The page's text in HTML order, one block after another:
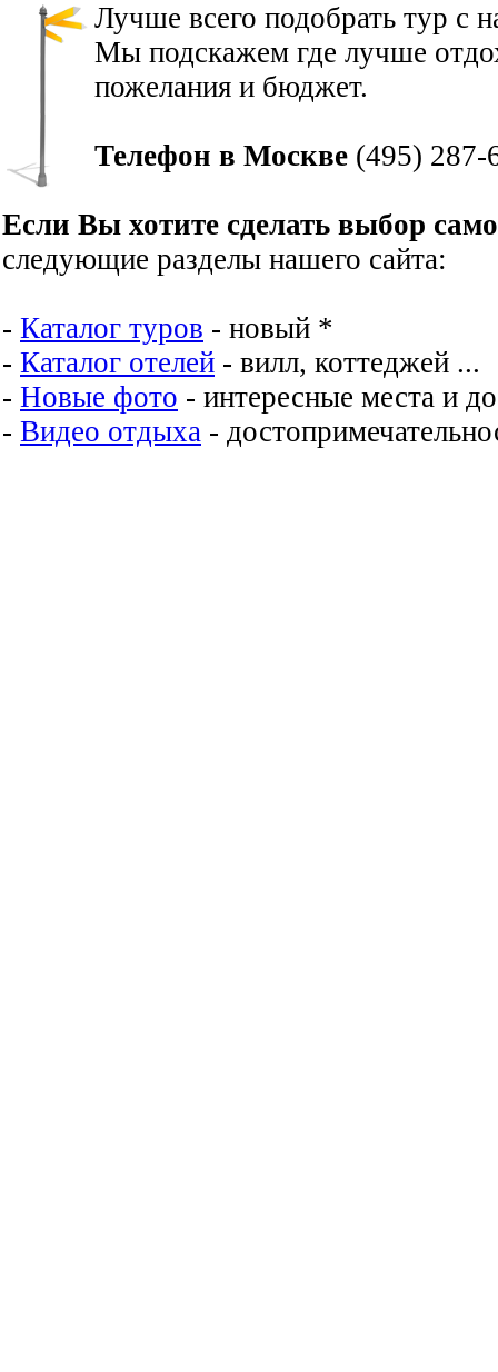
Лучше всего подобрать тур с
Мы подскажем где лучше
пожелания и бюджет.
Телефон в Москве (495) 287-
Если Вы хотите сделать выбор
следующие разделы нашего сайта:
- Каталог туров - новый *
- Каталог отелей - вилл, коттеджей ...
- Новые фото - интересные места и
- Видео отдыха -